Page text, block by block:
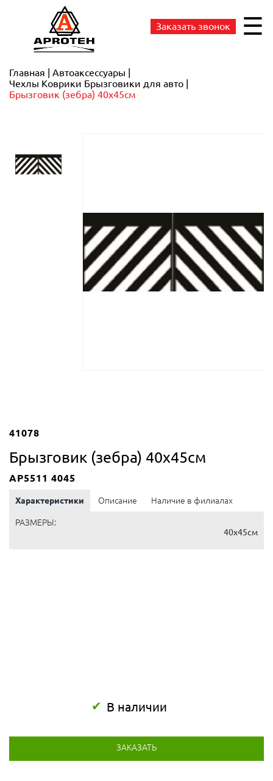
Заказать звонок ☰
Главная
Автоаксессуары
Чехлы Коврики Брызговики для авто
Брызговик (зебра) 40x45см
41078
Брызговик (зебра) 40x45см
AP5511 4045
Характеристики Описание Наличие в филиалах
РАЗМЕРЫ:
40x45см
В наличии
ЗАКАЗАТЬ